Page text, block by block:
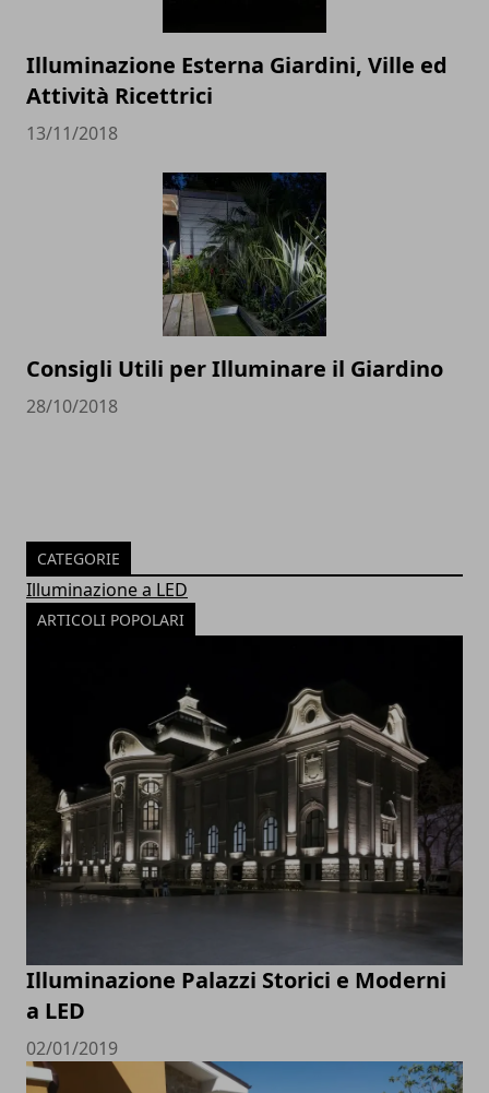
Illuminazione Esterna Giardini, Ville ed
Attività Ricettrici
13/11/2018
Consigli Utili per Illuminare il Giardino
28/10/2018
CATEGORIE
Illuminazione a LED
ARTICOLI POPOLARI
Illuminazione Palazzi Storici e Moderni
a LED
02/01/2019